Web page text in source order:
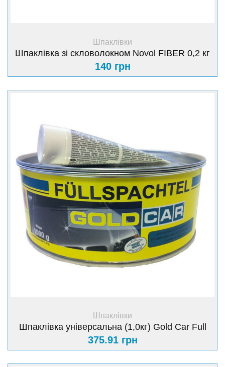
+ Купити
Шпаклівки
Шпаклівка зі скловолокном Novol FIBER 0,2 кг
140 грн
+ Купити
Шпаклівки
Шпаклівка універсальна (1,0кг) Gold Car Full
375.91 грн